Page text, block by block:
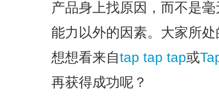
产品身上找原因，而不是
能力以外的因素。大家所
想想看来自tap tap tap或
再获得成功呢？